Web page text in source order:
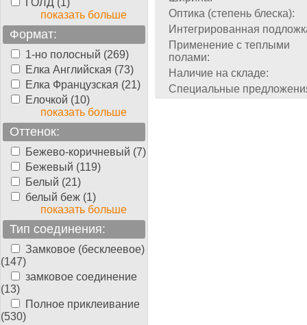
ГОЛД (1)
показать больше
Формат:
1-но полосный (269)
Елка Английская (73)
Елка Французская (21)
Елочкой (10)
показать больше
Оттенок:
Бежево-коричневый (7)
Бежевый (119)
Белый (21)
белый беж (1)
показать больше
Тип соединения:
Замковое (бесклеевое)
(147)
замковое соединение
(13)
Полное приклеивание
(530)
Оптика (степень блеска):
Интегрированная
Применение с теплыми
полами:
Наличие на складе:
Специальные